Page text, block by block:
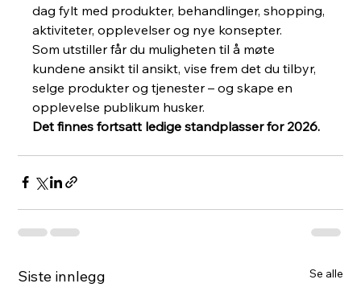
dag fylt med produkter, behandlinger, shopping,
aktiviteter, opplevelser og nye konsepter.
Som utstiller får du muligheten til å møte
kundene ansikt til ansikt, vise frem det du tilbyr,
selge produkter og tjenester – og skape en
opplevelse publikum husker.
Det finnes fortsatt ledige standplasser for 2026.
Siste innlegg Se alle